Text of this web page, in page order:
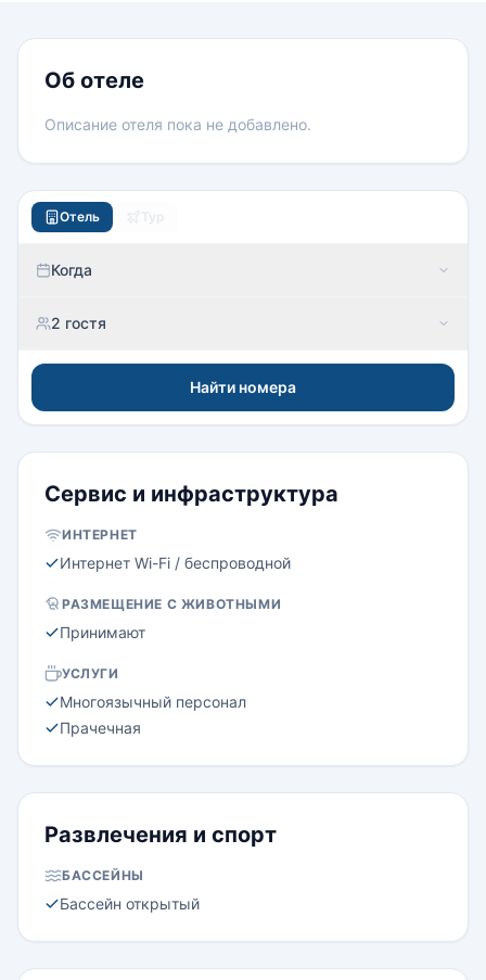
Об отеле
Описание отеля пока не добавлено.
Отель Тур
Когда
2 гостя
Найти номера
Сервис и инфраструктура
ИНТЕРНЕТ
Интернет Wi-Fi / беспроводной
РАЗМЕЩЕНИЕ С ЖИВОТНЫМИ
Принимают
УСЛУГИ
Многоязычный персонал
Прачечная
Развлечения и спорт
БАССЕЙНЫ
Бассейн открытый